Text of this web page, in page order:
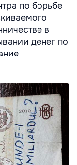
по борьбе
в
денег по